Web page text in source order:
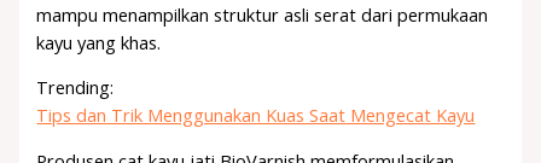
mampu menampilkan struktur asli serat dari permukaan
kayu yang khas.
Trending:
Tips dan Trik Menggunakan Kuas Saat Mengecat Kayu